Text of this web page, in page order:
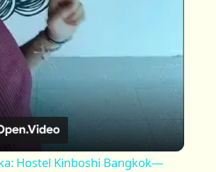
a
V
i
Hostel Kinboshi Bangkok—